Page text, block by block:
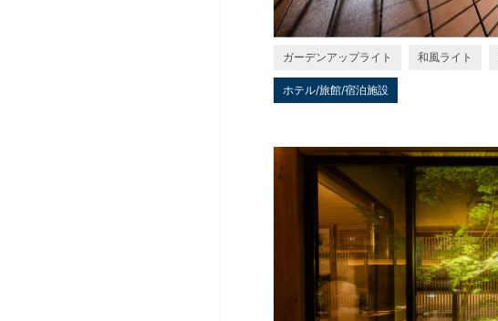
ガーデンアップライト 和風ライト
ホテル/旅館/宿泊施設